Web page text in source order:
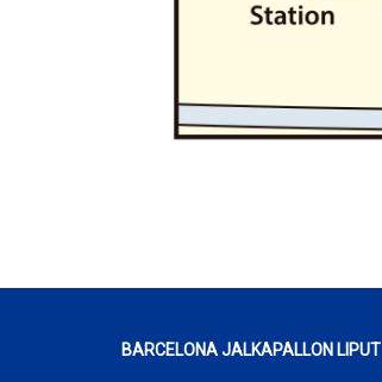
BARCELONA JALKAPALLON LIPUT